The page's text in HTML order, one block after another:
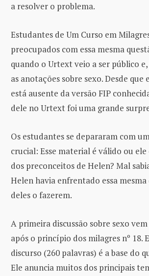
a resolver o problema.
Estudantes de Um Curso em
preocupados com essa mesma
quando o Urtext veio a ser público
as anotações sobre sexo. Desde que
está ausente da versão FIP
dele no Urtext foi uma grande
Os estudantes se depararam com
crucial: Esse material é válido ou
dos preconceitos de Helen? Mal
Helen havia enfrentado essa
deles o fazerem.
A primeira discussão sobre sexo
após o princípio dos milagres nº 18.
discurso (260 palavras) é a base do
Ele anuncia muitos dos principais